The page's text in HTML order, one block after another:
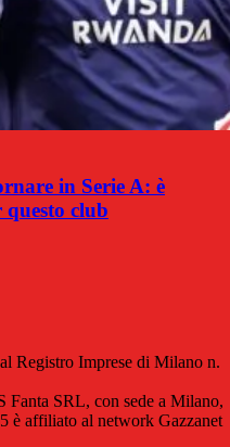
in Serie A: è
club
Registro Imprese di Milano n.
Fanta SRL, con sede a Milano,
è affiliato al network Gazzanet